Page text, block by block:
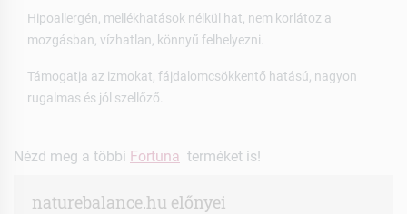
Hipoallergén, mellékhatások nélkül hat, nem korlátoz a
mozgásban, vízhatlan, könnyű felhelyezni.
Támogatja az izmokat, fájdalomcsökkentő hatású, nagyon
rugalmas és jól szellőző.
Nézd meg a többi Fortuna terméket is!
naturebalance.hu előnyei